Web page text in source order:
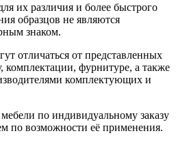
их различия и более быстрого
образцов не являются
знаком.
отличаться от представленных
комплектации, фурнитуре, а также
комплектующих и
по индивидуальному заказу
по возможности её применения.